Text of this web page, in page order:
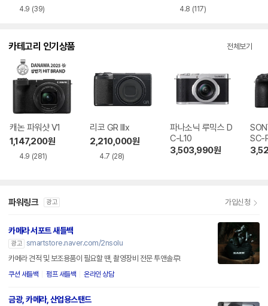
4.9 (39) 4.8 (117)
카테고리 인기상품 전체보기
캐논 파워샷 V1
1,147,200원
4.9 (281)
리코 GR IIIx
2,210,000원
4.7 (28)
파나소닉 루믹스 D
C-L10
3,503,990원
SC-
파워링크 광고 가입신청
카메라 서포트 새들백
광고 smartstore.naver.com/2nsolu
카메라 견적 및 보조용품이 필요할 땐, 촬영장비 전문 투앤솔루!
쿠션 새들백 펌프 새들백 온라인 상담
금광, 카메라, 산업용스탠드